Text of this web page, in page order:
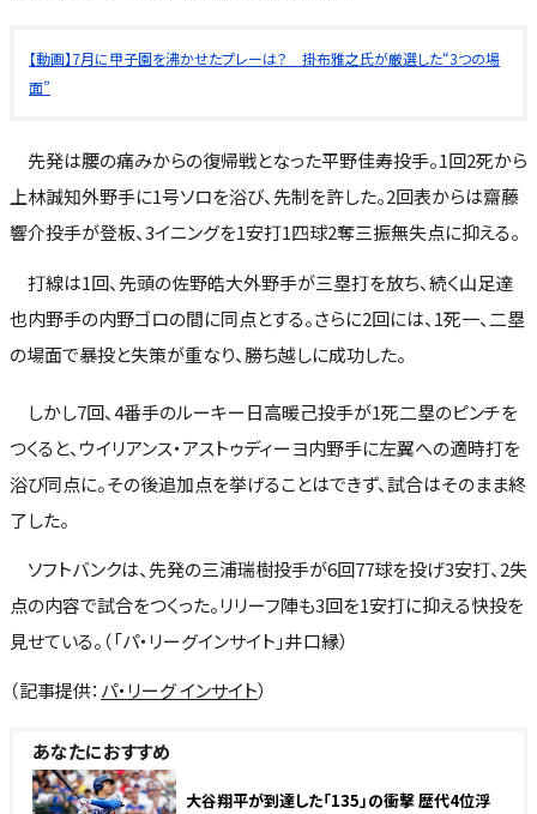
【動画】7月に甲子園を沸かせたプレーは？ 掛布雅之氏が厳選した“3つの場
面”
先発は腰の痛みからの復帰戦となった平野佳寿投手。1回2死から
上林誠知外野手に1号ソロを浴び、先制を許した。2回表からは齋藤
響介投手が登板、3イニングを1安打1四球2奪三振無失点に抑える。
打線は1回、先頭の佐野皓大外野手が三塁打を放ち、続く山足達
也内野手の内野ゴロの間に同点とする。さらに2回には、1死一、二塁
の場面で暴投と失策が重なり、勝ち越しに成功した。
しかし7回、4番手のルーキー日高暖己投手が1死二塁のピンチを
つくると、ウイリアンス・アストゥディーヨ内野手に左翼への適時打を
浴び同点に。その後追加点を挙げることはできず、試合はそのまま終
了した。
ソフトバンクは、先発の三浦瑞樹投手が6回77球を投げ3安打、2失
点の内容で試合をつくった。リリーフ陣も3回を1安打に抑える快投を
見せている。（「パ・リーグインサイト」井口縁）
（記事提供： パ・リーグ インサイト）
あなたにおすすめ
大谷翔平が到達した「135」の衝撃 歴代4位浮